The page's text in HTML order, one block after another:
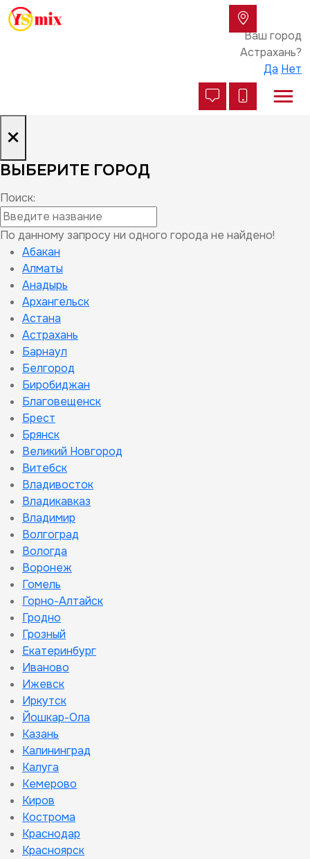
Ваш город
Астрахань?
Да Нет
×
ВЫБЕРИТЕ ГОРОД
Поиск:
По данному запросу ни одного города не найдено!
Абакан
Алматы
Анадырь
Архангельск
Астана
Астрахань
Барнаул
Белгород
Биробиджан
Благовещенск
Брест
Брянск
Великий Новгород
Витебск
Владивосток
Владикавказ
Владимир
Волгоград
Вологда
Воронеж
Гомель
Горно-Алтайск
Гродно
Грозный
Екатеринбург
Иваново
Ижевск
Иркутск
Йошкар-Ола
Казань
Калининград
Калуга
Кемерово
Киров
Кострома
Краснодар
Красноярск